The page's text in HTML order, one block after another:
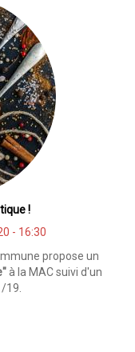
!
- 16:30
propose un
à la MAC suivi d'un
19.